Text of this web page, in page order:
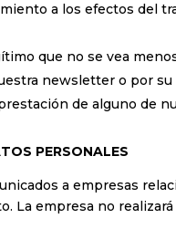
a los efectos del
que no se vea
newsletter o por
de alguno de
PERSONALES
a empresas
La empresa no